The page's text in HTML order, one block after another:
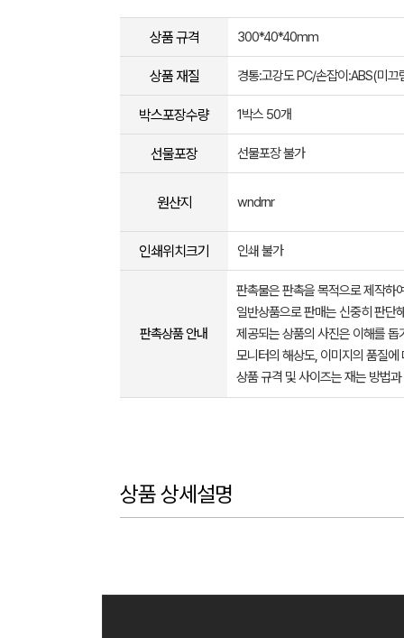
상품 규격 300*40*40mm
상품 재질 경통:고강도 PC/손잡이:ABS(미끄
박스포장수량 1박스 50개
선물포장 선물포장 불가
원산지 wndrnr
인쇄위치크기 인쇄 불가
판촉상품 안내
판촉물은 판촉을 목적으로 제작하
일반상품으로 판매는 신중히 판단
제공되는 상품의 사진은 이해를
모니터의 해상도, 이미지의 품질
상품 규격 및 사이즈는 재는 방법
상품 상세설명